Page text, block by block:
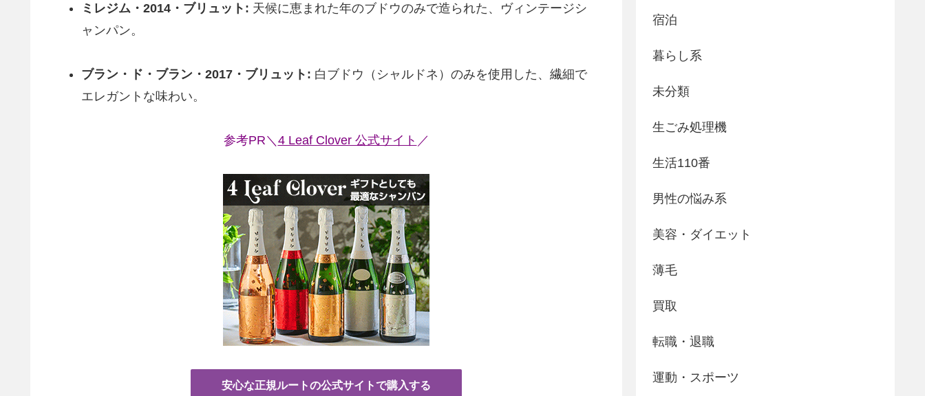
ミレジム・2014・ブリュット: 天候に恵まれた年のブドウのみで造られた、ヴィンテージシ
ャンパン。
ブラン・ド・ブラン・2017・ブリュット: 白ブドウ（シャルドネ）のみを使用した、繊細で
エレガントな味わい。
参考PR＼ 4 Leaf Clover 公式サイト ／
安心な正規ルートの公式サイトで購入する
宿泊
暮らし系
未分類
生ごみ処理機
生活110番
男性の悩み系
美容・ダイエット
薄毛
買取
転職・退職
運動・スポーツ